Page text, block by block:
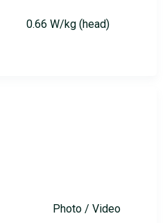
0.66 W/kg (head)
Photo / Video